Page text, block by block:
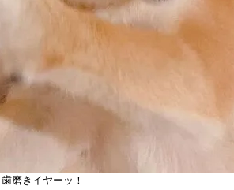
歯磨きイヤーッ！